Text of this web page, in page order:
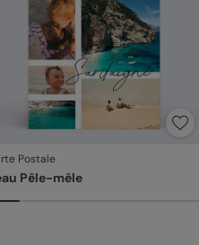
Postale
Pêle-mêle